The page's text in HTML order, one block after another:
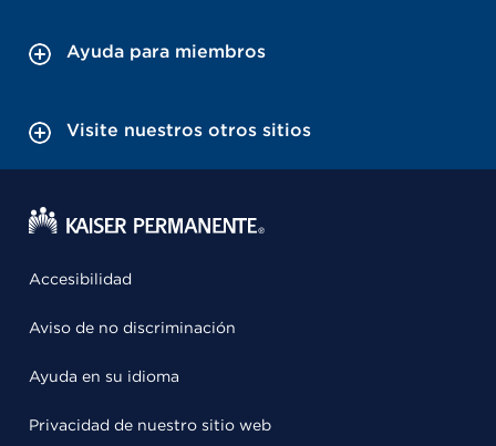
Ayuda para miembros
Visite nuestros otros sitios
Accesibilidad
Aviso de no discriminación
Ayuda en su idioma
Privacidad de nuestro sitio web